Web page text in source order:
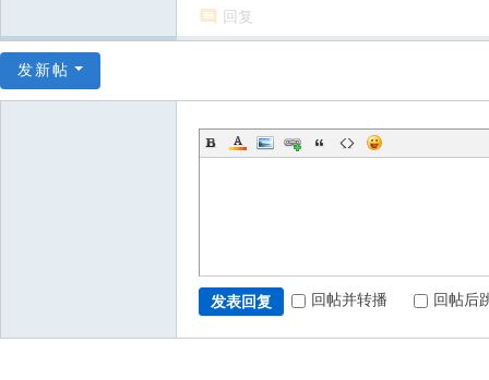
回复
发新帖
发表回复 回帖并转播 回帖后